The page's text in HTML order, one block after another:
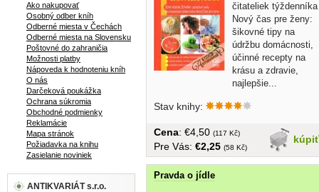
čitateliek týždenníka
Nový čas pre ženy:
šikovné tipy na
údržbu domácnosti,
účinné recepty na
krásu a zdravie,
najlepšie...
Stav knihy:
kúpiť
Cena: €4,50 (117 Kč)
Pre Vás: €2,25 (58 Kč)
Pravda o jídle
Ako nakupovať
Osobný odber kníh
Odberné miesta v Čechách
Odberné miesta na Slovensku
Poštovné do zahraničia
Možnosti platby
Nápoveda k hodnoteniu kníh
O nás
Darčeková poukážka
Ochrana súkromia
Obchodné podmienky
Reklamácie
Mapa stránok
Požiadavka na knihu
Zasielanie noviniek
ANTIKVARIÁT s.r.o.